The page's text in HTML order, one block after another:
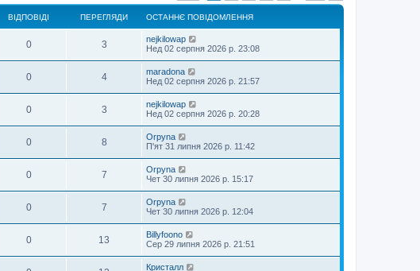
ВІДПОВІДІ ПЕРЕГЛЯДИ ОСТАННЄ ПОВІДОМЛЕННЯ
0 3
nejkilowap
Нед 02 серпня 2026 р. 23:08
0 4
maradona
Нед 02 серпня 2026 р. 21:57
0 3
nejkilowap
Нед 02 серпня 2026 р. 20:28
0 8
Orpyna
П'ят 31 липня 2026 р. 11:42
0 7
Orpyna
Чет 30 липня 2026 р. 15:17
0 7
Orpyna
Чет 30 липня 2026 р. 12:04
0 13
Billyfoono
Сер 29 липня 2026 р. 21:51
Кристалл